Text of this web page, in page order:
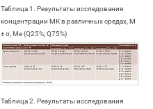
Таблица 1. Результаты исследования
концентрации МК в различных средах, М
± σ, Me (Q25%; Q75%)
Таблица 2. Результаты исследования